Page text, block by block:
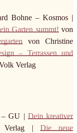
Bohne – Kosmos |
Garten summt! von
von Christine
– Terrassen und
Verlag
– GU | Dein kreativer
Verlag | Die neue